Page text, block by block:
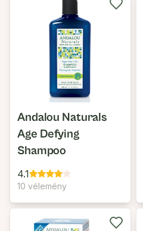
Andalou Naturals
Age Defying
Shampoo
4.1
10 vélemény